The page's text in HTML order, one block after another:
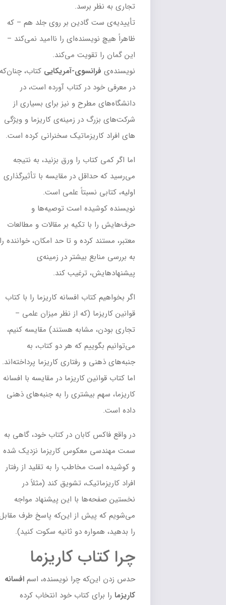
تجاری به نظر برسد.
تأییدیه‌ی ست گادین بر روی جلد هم – که
ظاهراً هیچ نویسنده‌ای را ناامید نمی‌کند –
این گمان را تقویت می‌کند.
نویسنده‌یفرانسوی-آمریکاییکتاب، چنان‌که
در معرفی خود در کتاب آورده است، در
دانشگاه‌های مطرح و نیز برای بسیاری از
شرکت‌های بزرگ در زمینه‌ی کاریزما و ویژگی
های افراد کاریزماتیک سخنرانی کرده است.
اما اگر کمی کتاب را ورق بزنید، به نتیجه
می‌رسید که حداقل در مقایسه با تأثیرگذاری
اولیه، کتابی نسبتاً علمی است.
نویسنده کوشیده است توصیه‌ها و
حرف‌هایش را با تکیه بر مقالات و مطالعات
معتبر، مستند کرده و تا حد امکان، خواننده را
به بررسی منابع بیشتر در زمینه‌ی
پیشنهادهایش، ترغیب کند.
اگر بخواهیم کتاب افسانه کاریزما را با کتاب
قوانین کاریزما (که از نظر میزان علمی –
تجاری بودن، مشابه هستند) مقایسه کنیم،
می‌توانیم بگوییم که هر دو کتاب، به
جنبه‌های ذهنی و رفتاری کاریزما پرداخته‌اند.
اما کتاب قوانین کاریزما در مقایسه با افسانه
کاریزما، سهم بیشتری را به جنبه‌های ذهنی
داده است.
در واقع فاکس کابان در کتاب خود، گاهی به
سمت مهندسی معکوس کاریزما نزدیک شده
و کوشیده است مخاطب را به تقلید از رفتار
افراد کاریزماتیک، تشویق کند (مثلاً در
نخستین صفحه‌ها با این پیشنهاد مواجه
می‌شویم که پیش از این‌که پاسخ طرف مقابل
را بدهید، همواره دو ثانیه سکوت کنید).
چرا کتاب کاریزما
حدس زدن این‌که چرا نویسنده، اسمافسانه
را برای کتاب خود انتخاب کرده